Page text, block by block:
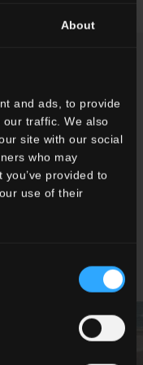
About
and ads, to provide
traffic. We also
site with our social
who may
provided to
use of their